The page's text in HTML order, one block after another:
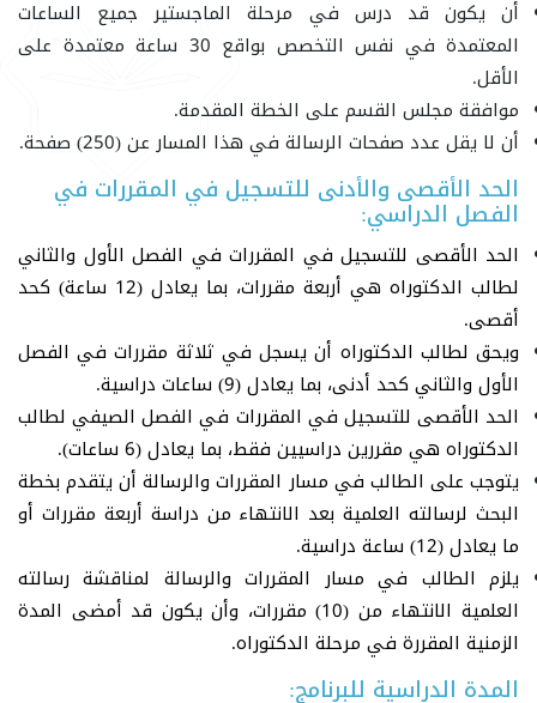
أن يكون قد درس في مرحلة الماجستير جميع الساعات
المعتمدة في نفس التخصص بواقع 30 ساعة معتمدة على
الأقل.
موافقة مجلس القسم على الخطة المقدمة.
أن لا يقل عدد صفحات الرسالة في هذا المسار عن (250) صفحة.
الحد الأقصى والأدنى للتسجيل في المقررات في
الفصل الدراسي:
الحد الأقصى للتسجيل في المقررات في الفصل الأول والثاني
لطالب الدكتوراه هي أربعة مقررات، بما يعادل (12 ساعة) كحد
أقصى.
ويحق لطالب الدكتوراه أن يسجل في ثلاثة مقررات في الفصل
الأول والثاني كحد أدنى، بما يعادل (9) ساعات دراسية.
الحد الأقصى للتسجيل في المقررات في الفصل الصيفي لطالب
الدكتوراه هي مقررين دراسيين فقط، بما يعادل (6 ساعات).
يتوجب على الطالب في مسار المقررات والرسالة أن يتقدم بخطة
البحث لرسالته العلمية بعد الانتهاء من دراسة أربعة مقررات أو
ما يعادل (12) ساعة دراسية.
يلزم الطالب في مسار المقررات والرسالة لمناقشة رسالته
العلمية الانتهاء من (10) مقررات، وأن يكون قد أمضى المدة
الزمنية المقررة في مرحلة الدكتوراه.
المدة الدراسية للبرنامج: